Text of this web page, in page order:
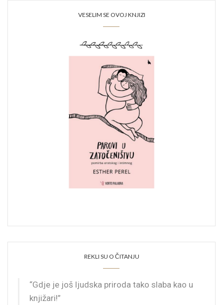
VESELIM SE OVOJ KNJIZI
REKLI SU O ČITANJU
“Gdje je još ljudska priroda tako slaba kao u
knjižari!”